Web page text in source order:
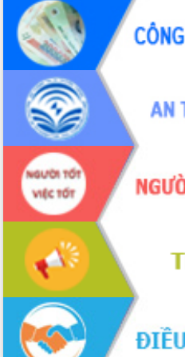
hiện nhiệm vụ quản lý tài sản công
hàng tuần
Tháo gỡ những vướng mắc, đẩy mạnh
công tác cải cách thủ tục hành chính
tại Trung tâm Phục vụ hành chính
công tỉnh
Đắk Lắk: Tôn vinh 46 giải pháp tại Hội
thi Sáng tạo Kỹ thuật 2024 - 2025
Đắk Lắk rà soát, điều chỉnh Đề án 190
về phát triển nuôi trồng thủy sản
Phó Chủ tịch UBND tỉnh Đắk Lắk
Trương Công Thái kiểm tra thực địa
Dự án cao tốc Khánh Hòa - Buôn Ma
Thuột
Định vị cà phê Việt Nam như một “di
sản sống” trong dòng chảy toàn cầu
Xây dựng nông thôn mới: Nâng cao đời
sống người dân từ những mô hình thiết
thực
Quyết liệt tháo gỡ vướng mắc, đẩy